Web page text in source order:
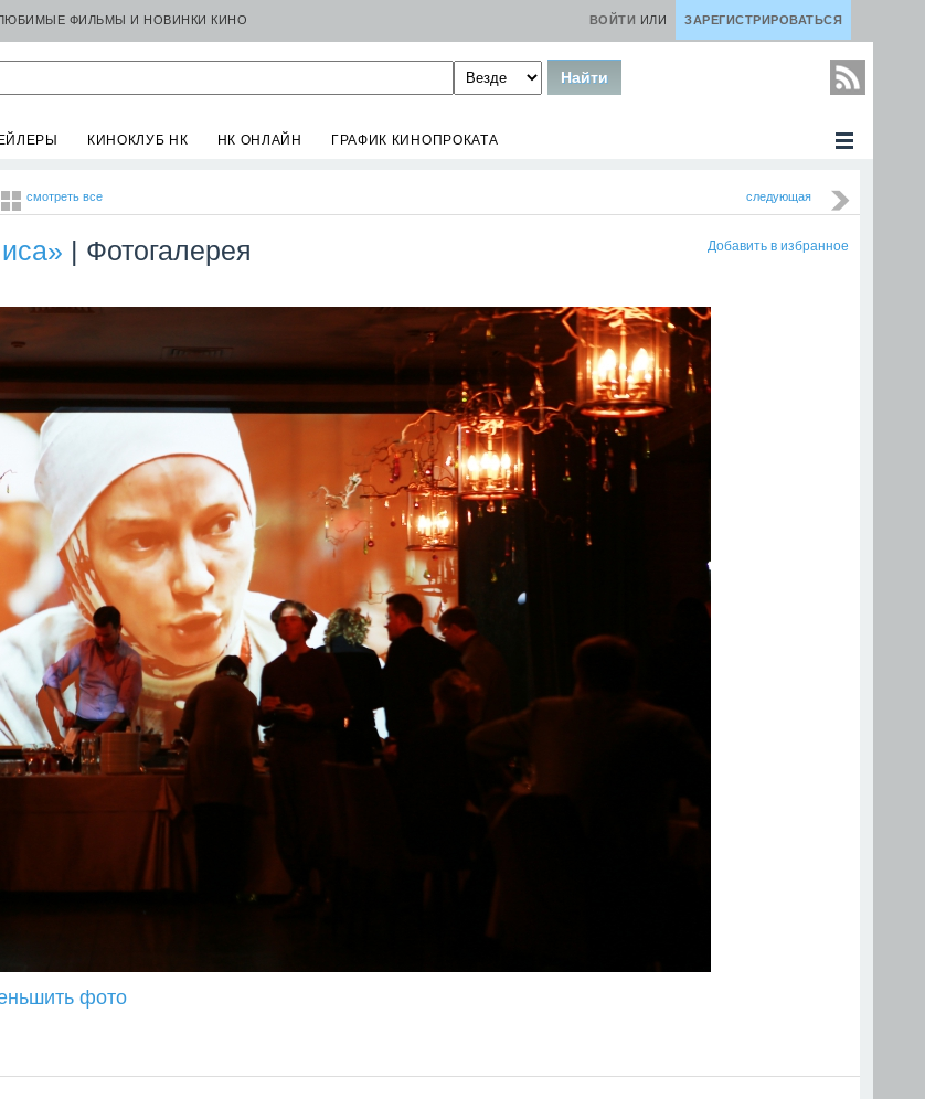
ЛЮБИМЫЕ ФИЛЬМЫ И НОВИНКИ КИНО ЗАРЕГИСТРИРОВАТЬСЯ
ВОЙТИ ИЛИ
КИНОКЛУБ НК НК ОНЛАЙН ГРАФИК КИНОПРОКАТА
смотреть все следующая
Добавить в избранное
| Фотогалерея
фото